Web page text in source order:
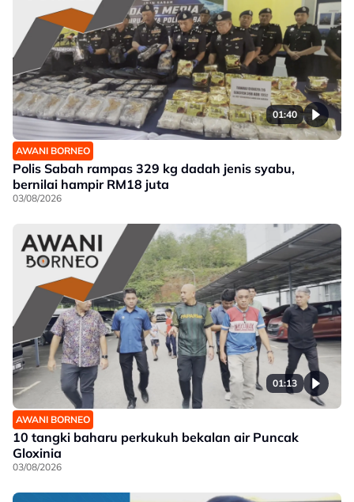
01:40
AWANI BORNEO
Polis Sabah rampas 329 kg dadah jenis syabu,
bernilai hampir RM18 juta
03/08/2026
01:13
AWANI BORNEO
10 tangki baharu perkukuh bekalan air Puncak
Gloxinia
03/08/2026